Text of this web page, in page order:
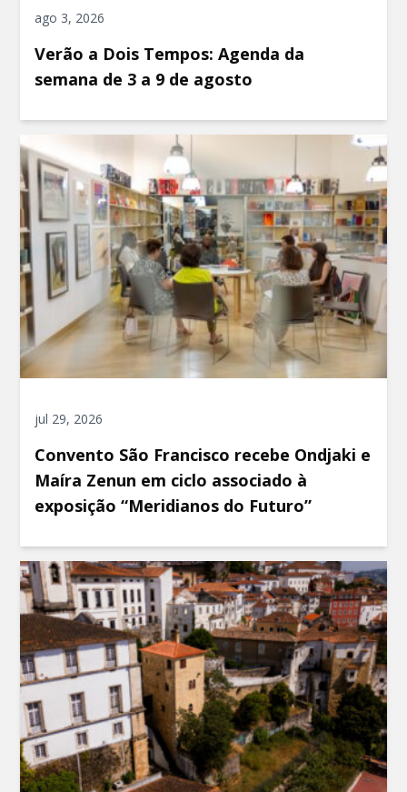
ago 3, 2026
Verão a Dois Tempos: Agenda da
semana de 3 a 9 de agosto
jul 29, 2026
Convento São Francisco recebe Ondjaki e
Maíra Zenun em ciclo associado à
exposição “Meridianos do Futuro”